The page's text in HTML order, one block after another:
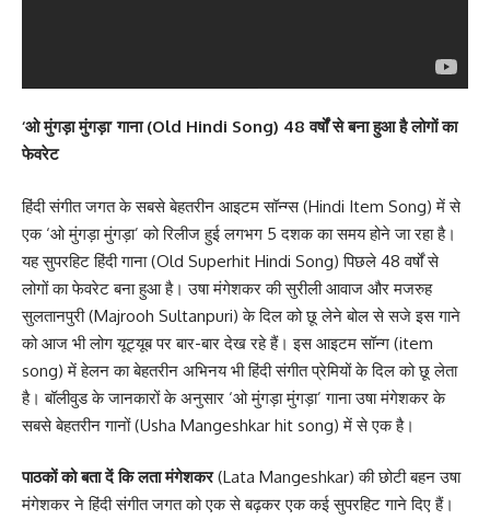
‘ओ मुंगड़ा मुंगड़ा’ गाना (Old Hindi Song) 48 वर्षों से बना हुआ है लोगों का
फेवरेट
हिंदी संगीत जगत के सबसे बेहतरीन आइटम सॉन्ग्स (Hindi Item Song) में से
एक ‘ओ मुंगड़ा मुंगड़ा’ को रिलीज हुई लगभग 5 दशक का समय होने जा रहा है।
यह सुपरहिट हिंदी गाना (Old Superhit Hindi Song) पिछले 48 वर्षों से
लोगों का फेवरेट बना हुआ है। उषा मंगेशकर की सुरीली आवाज और मजरुह
सुलतानपुरी (Majrooh Sultanpuri) के दिल को छू लेने बोल से सजे इस गाने
को आज भी लोग यूट्यूब पर बार-बार देख रहे हैं। इस आइटम सॉन्ग (item
song) में हेलन का बेहतरीन अभिनय भी हिंदी संगीत प्रेमियों के दिल को छू लेता
है। बॉलीवुड के जानकारों के अनुसार ‘ओ मुंगड़ा मुंगड़ा’ गाना उषा मंगेशकर के
सबसे बेहतरीन गानों (Usha Mangeshkar hit song) में से एक है।
पाठकों को बता दें कि लता मंगेशकर(Lata Mangeshkar) की छोटी बहन उषा
मंगेशकर ने हिंदी संगीत जगत को एक से बढ़कर एक कई सुपरहिट गाने दिए हैं।